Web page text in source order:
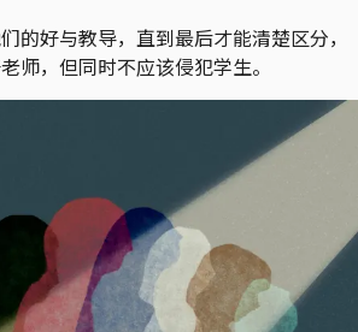
的好与教导，直到最后才能清楚区分，
师，但同时不应该侵犯学生。